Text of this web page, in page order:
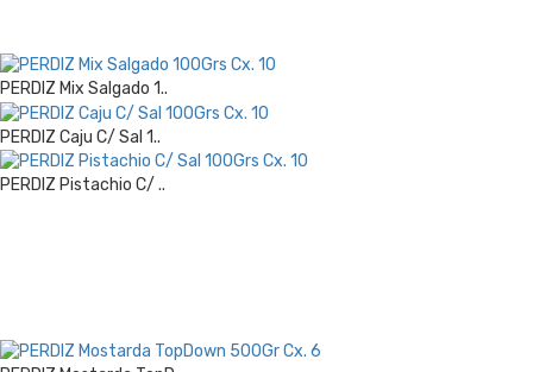
PERDIZ Mix Salgado 1..
PERDIZ Caju C/ Sal 1..
PERDIZ Pistachio C/ ..